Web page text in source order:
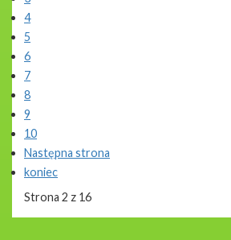
4
5
6
7
8
9
10
Następna strona
koniec
Strona 2 z 16